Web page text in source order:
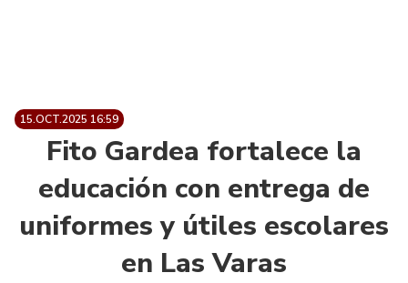
15.OCT.2025 16:59
Fito Gardea fortalece la
educación con entrega de
uniformes y útiles escolares
en Las Varas